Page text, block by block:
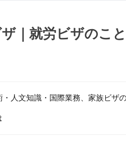
｜就労ビザのこ
人文知識・国際業務、家族ビザ